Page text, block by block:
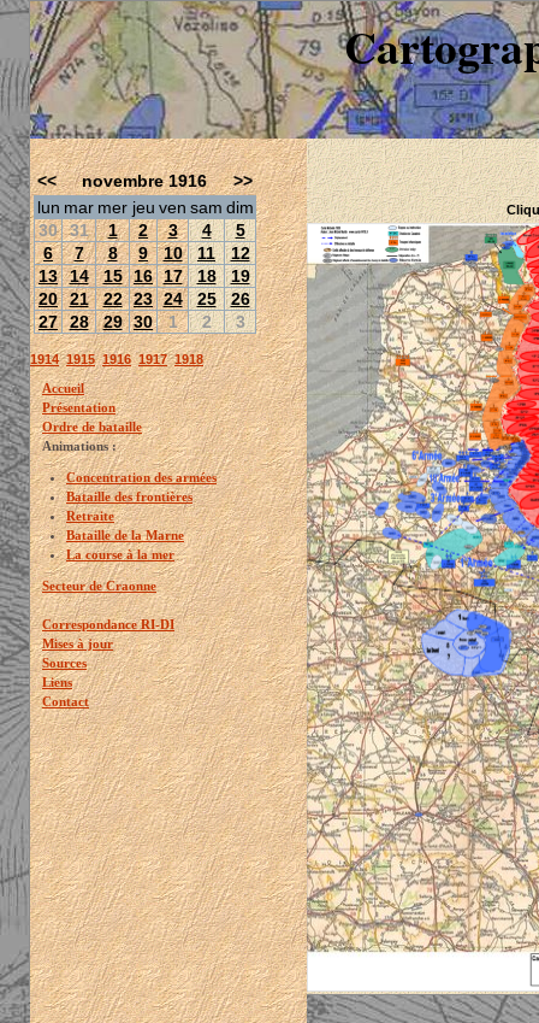
<< novembre 1916
>>
lun mar mer jeu ven sam dim
30 31 1 2 3 4
5
6
7 8 9 10 11
12
13 14 15 16 17 18
19
20 21 22 23 24 25
26
27 28 29 30 1 2 3
1914 1915 1916 1917 1918
Accueil
Présentation
Ordre de bataille
Animations :
Concentration des armées
Bataille des frontières
Retraite
Bataille de la Marne
La course à la mer
Secteur de Craonne
Correspondance RI-DI
Mises à jour
Sources
Liens
Contact